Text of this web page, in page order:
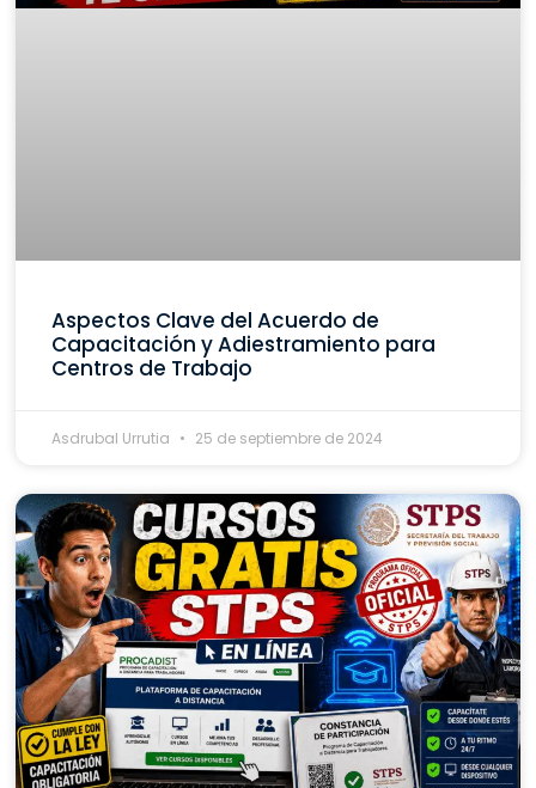
Aspectos Clave del Acuerdo de
Capacitación y Adiestramiento para
Centros de Trabajo
Asdrubal Urrutia 25 de septiembre de 2024